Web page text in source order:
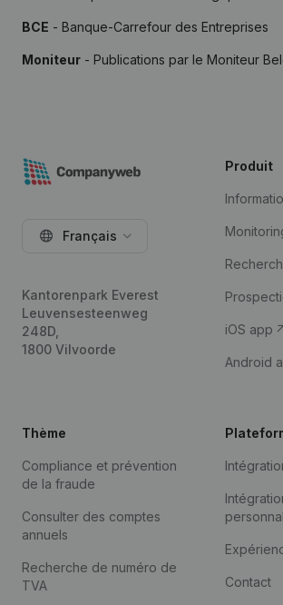
BCE - Banque-Carrefour des Entreprises
Moniteur - Publications par le Moniteur
Français
Kantorenpark Everest
Leuvensesteenweg
248D,
1800 Vilvoorde
Produit
iOS app
Android
Thème
Compliance et prévention
de la fraude
Consulter des comptes
annuels
Recherche de numéro de
TVA
Contact